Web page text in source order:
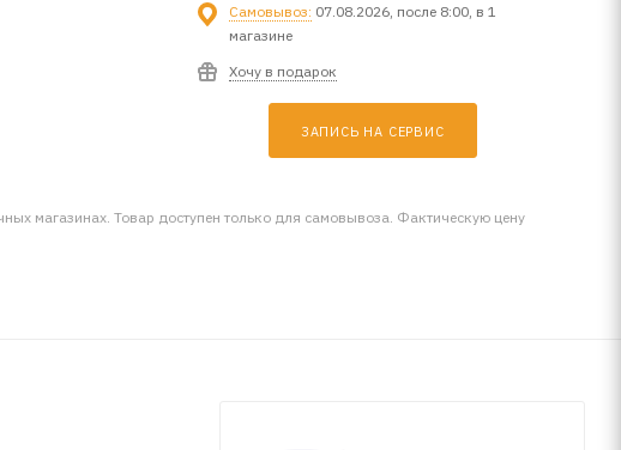
Самовывоз: 07.08.2026, после 8:00, в 1
магазине
Хочу в подарок
ЗАПИСЬ НА СЕРВИС
магазинах. Товар доступен только для самовывоза. Фактическую цену